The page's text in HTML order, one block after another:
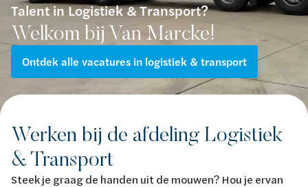
Talent in Logistiek & Transport?
Welkom bij Van Marcke!
Ontdek alle vacatures in logistiek & transport
Werken bij de afdeling Logistiek
& Transport
Steek je graag de handen uit de mouwen? Hou je ervan